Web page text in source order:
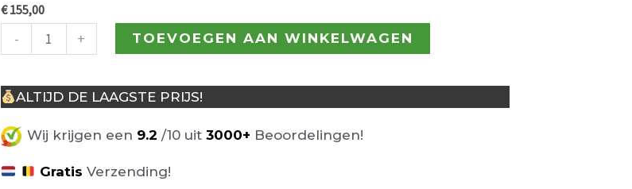
€ 155,00
- + TOEVOEGEN AAN WINKELWAGEN
ALTIJD DE LAAGSTE PRIJS!
Wij krijgen een 9.2 /10 uit 3000+ Beoordelingen!
Gratis Verzending!